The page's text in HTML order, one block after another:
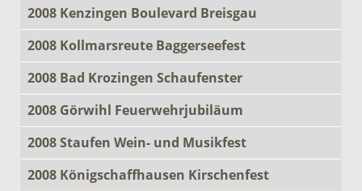
2008 Kenzingen Boulevard Breisgau
2008 Kollmarsreute Baggerseefest
2008 Bad Krozingen Schaufenster
2008 Görwihl Feuerwehrjubiläum
2008 Staufen Wein- und Musikfest
2008 Königschaffhausen Kirschenfest